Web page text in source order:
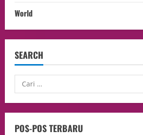
World
SEARCH
POS-POS TERBARU